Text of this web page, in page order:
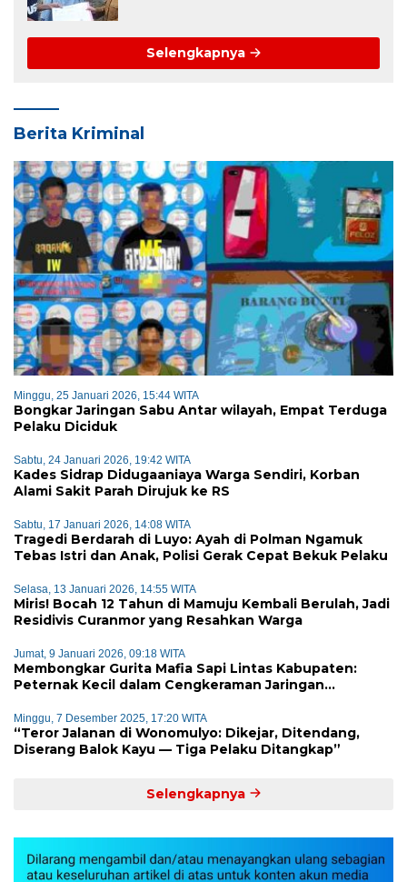
Selengkapnya
Berita Kriminal
Minggu, 25 Januari 2026, 15:44 WITA
Bongkar Jaringan Sabu Antar wilayah, Empat Terduga
Pelaku Diciduk
Sabtu, 24 Januari 2026, 19:42 WITA
Kades Sidrap Didugaaniaya Warga Sendiri, Korban
Alami Sakit Parah Dirujuk ke RS
Sabtu, 17 Januari 2026, 14:08 WITA
Tragedi Berdarah di Luyo: Ayah di Polman Ngamuk
Tebas Istri dan Anak, Polisi Gerak Cepat Bekuk Pelaku
Selasa, 13 Januari 2026, 14:55 WITA
Miris! Bocah 12 Tahun di Mamuju Kembali Berulah, Jadi
Residivis Curanmor yang Resahkan Warga
Jumat, 9 Januari 2026, 09:18 WITA
Membongkar Gurita Mafia Sapi Lintas Kabupaten:
Peternak Kecil dalam Cengkeraman Jaringan
Minggu, 7 Desember 2025, 17:20 WITA
“Teror Jalanan di Wonomulyo: Dikejar, Ditendang,
Diserang Balok Kayu — Tiga Pelaku Ditangkap”
Selengkapnya